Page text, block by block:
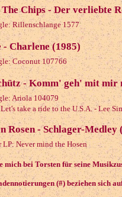
Chips - Der verliebte
Rillenschlange 1577
- Charlene (1985)
Coconut 107766
- Komm' geh' mit mir
Ariola 104079
take a ride to the U.S.A. - Lee
Rosen - Schlager-Medley
LP: Never mind the Hosen
mich bei Torsten für seine
(#) beziehen sich